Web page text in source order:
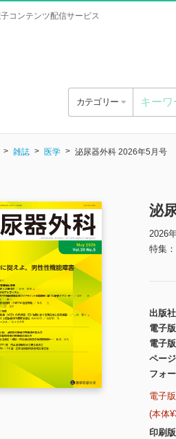
コンテンツ配信サービス
カテゴリー
雑誌 医学 泌尿器外科 2026年5月号
泌
2026
特集
出版社
電子
電子
ペー
フォ
電子
(本体
印刷